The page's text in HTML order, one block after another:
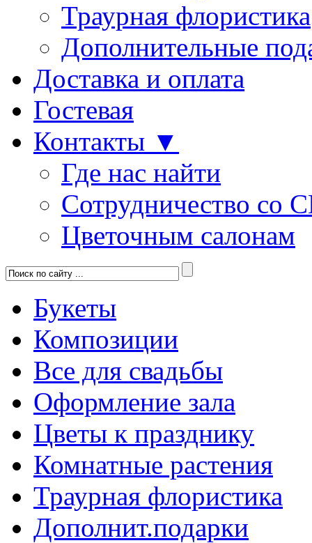
Траурная флористика
Дополнительные
Доставка и оплата
Гостевая
Контакты ▼
Где нас найти
Сотрудничество со
Цветочным салонам
Букеты
Композиции
Все для свадьбы
Оформление зала
Цветы к празднику
Комнатные растения
Траурная флористика
Дополнит.подарки